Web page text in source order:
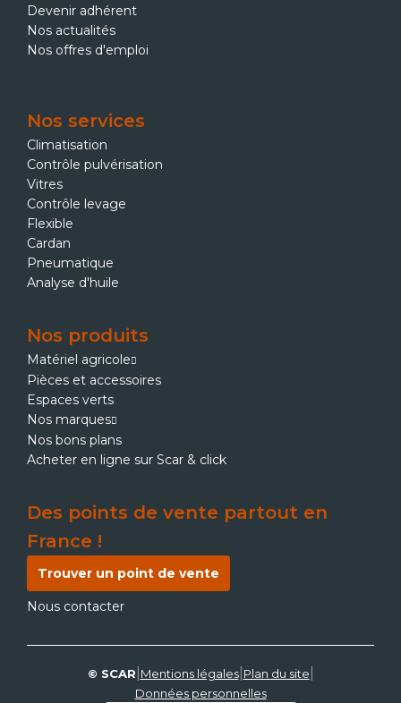
Devenir adhérent
Nos actualités
Nos offres d'emploi
Nos services
Climatisation
Contrôle pulvérisation
Vitres
Contrôle levage
Flexible
Cardan
Pneumatique
Analyse d'huile
Nos produits
Matériel agricole
Pièces et accessoires
Espaces verts
Nos marques
Nos bons plans
Acheter en ligne sur Scar & click
Des points de vente partout en
France !
Trouver un point de vente
Nous contacter
© SCAR Mentions légales| Plan du site
Données personnelles